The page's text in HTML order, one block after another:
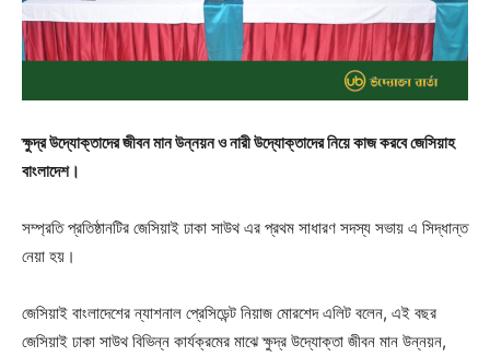
ক্ষুদ্র উদ্যোক্তাদের জীবন মান উন্নয়ন ও নারী উদ্যোক্তাদের নিয়ে কাজ করবে জেসিয়াহ
বাংলাদেশ।
সম্প্রতি প্রতিষ্ঠানটির জেসিয়াই ঢাকা সাউথ এর প্রথম সাধারণ সদস্য সভায় এ সিদ্ধান্ত
নেয়া হয়।
জেসিয়াই বাংলাদেশের ন্যাশনাল প্রেসিডেন্ট নিয়াজ মোরশেদ এলিট বলেন, এই বছর
জেসিয়াই ঢাকা সাউথ বিভিন্ন কার্যক্রমের মাঝে ক্ষুদ্র উদ্যোক্তা জীবন মান উন্নয়ন,